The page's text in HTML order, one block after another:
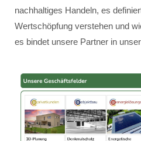
nachhaltiges Handeln, es
Wertschöpfung verstehen und
es bindet unsere Partner in